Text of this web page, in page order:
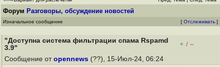
Форум Разговоры, обсуждение новостей
Изначальное сообщение [ Отслеживать ]
"Доступна система фильтрации спама Rspamd
3.9"
+ / –
Сообщение от opennews (??), 15-Июл-24, 06:24